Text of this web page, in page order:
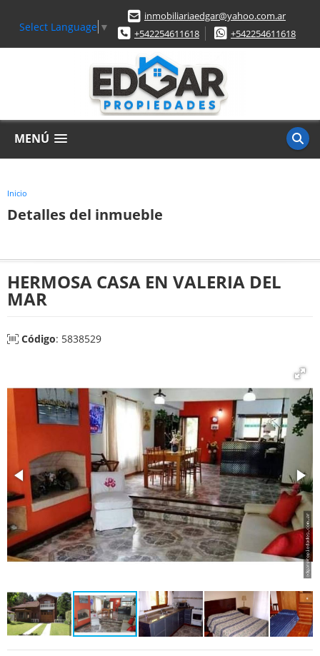
Select Language ▼
inmobiliariaedgar@yahoo.com.ar
+542254611618
+542254611618
MENÚ
Inicio
Detalles del inmueble
HERMOSA CASA EN VALERIA DEL
MAR
Código: 5838529